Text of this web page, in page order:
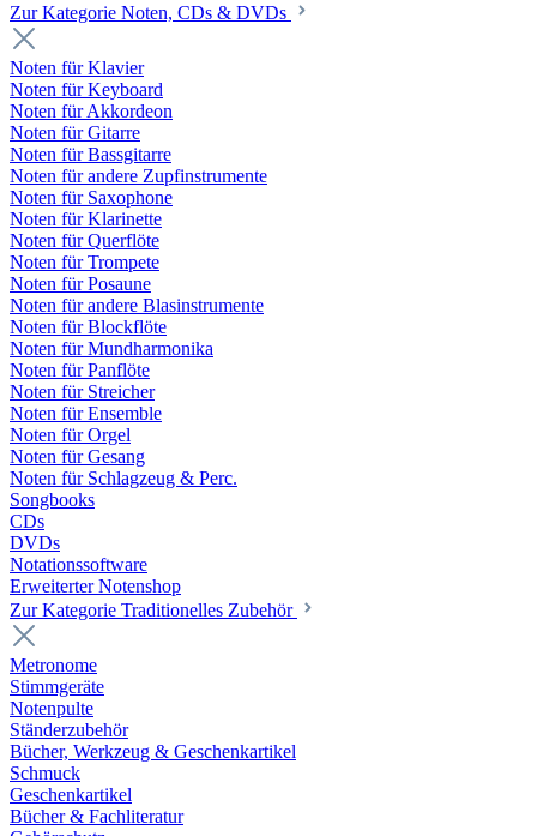
Zur Kategorie Noten, CDs & DVDs
Noten für Klavier
Noten für Keyboard
Noten für Akkordeon
Noten für Gitarre
Noten für Bassgitarre
Noten für andere Zupfinstrumente
Noten für Saxophone
Noten für Klarinette
Noten für Querflöte
Noten für Trompete
Noten für Posaune
Noten für andere Blasinstrumente
Noten für Blockflöte
Noten für Mundharmonika
Noten für Panflöte
Noten für Streicher
Noten für Ensemble
Noten für Orgel
Noten für Gesang
Noten für Schlagzeug & Perc.
Songbooks
CDs
DVDs
Notationssoftware
Erweiterter Notenshop
Zur Kategorie Traditionelles Zubehör
Metronome
Stimmgeräte
Notenpulte
Ständerzubehör
Bücher, Werkzeug & Geschenkartikel
Schmuck
Geschenkartikel
Bücher & Fachliteratur